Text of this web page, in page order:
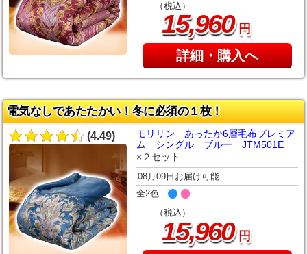
（税込）
15,960円
詳細・購入へ
電気なしであたたかい！冬に必須の１枚！
(4.49)
モリリン あったか6層毛布プレミア
ム シングル ブルー JTM501E
×２セット
08月09日お届け可能
全2色
（税込）
15,960円